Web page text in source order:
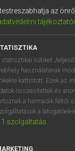
VAN
megtekintéséhez.
az
statisztikai sütiket
használatának
kattintott. Ezek az
összesítettek és
a harmadik féltől
a
1 szolgáltatás
DE CN FR ES IT
1 2 3
q w e
a s d
í y x